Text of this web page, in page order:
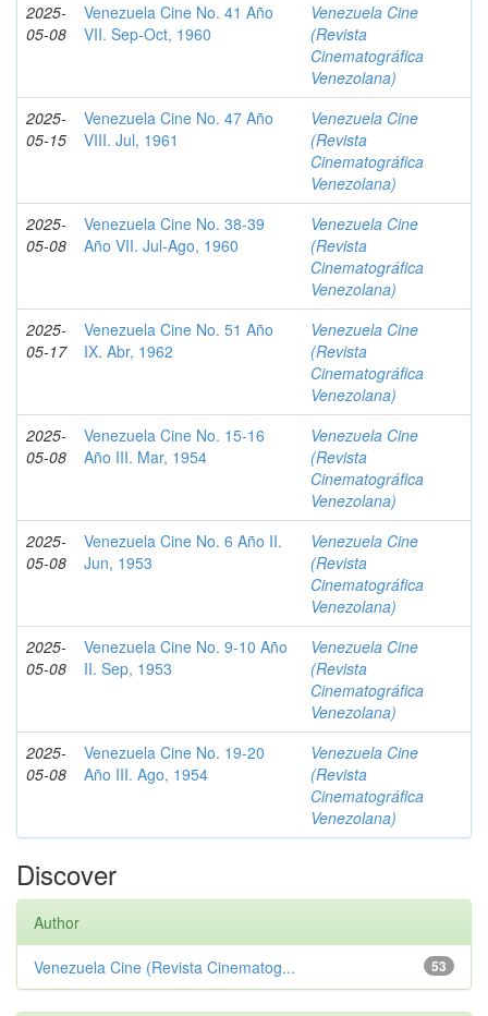
2025-
05-08
Venezuela Cine No. 41 Año
VII. Sep-Oct, 1960
Venezuela Cine
(Revista
Cinematográfica
Venezolana)
2025-
05-15
Venezuela Cine No. 47 Año
VIII. Jul, 1961
Venezuela Cine
(Revista
Cinematográfica
Venezolana)
2025-
05-08
Venezuela Cine No. 38-39
Año VII. Jul-Ago, 1960
Venezuela Cine
(Revista
Cinematográfica
Venezolana)
2025-
05-17
Venezuela Cine No. 51 Año
IX. Abr, 1962
Venezuela Cine
(Revista
Cinematográfica
Venezolana)
2025-
05-08
Venezuela Cine No. 15-16
Año III. Mar, 1954
Venezuela Cine
(Revista
Cinematográfica
Venezolana)
2025-
05-08
Venezuela Cine No. 6 Año II.
Jun, 1953
Venezuela Cine
(Revista
Cinematográfica
Venezolana)
2025-
05-08
Venezuela Cine No. 9-10 Año
II. Sep, 1953
Venezuela Cine
(Revista
Cinematográfica
Venezolana)
2025-
05-08
Venezuela Cine No. 19-20
Año III. Ago, 1954
Venezuela Cine
(Revista
Cinematográfica
Venezolana)
Discover
Author
53
Venezuela Cine (Revista Cinematog...